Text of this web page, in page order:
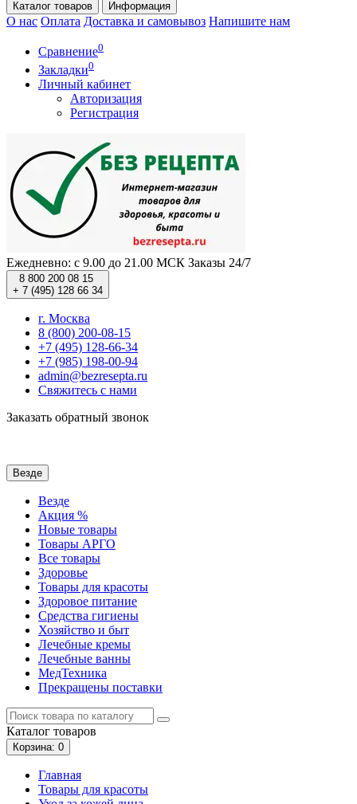
Каталог товаров Информация
О нас Оплата Доставка и самовывоз Напишите нам
Сравнение0
Закладки0
Личный кабинет
Авторизация
Регистрация
Ежедневно: с 9.00 до 21.00 МСК Заказы 24/7
8 800 200 08 15
+ 7 (495) 128 66 34
г. Москва
8 (800) 200-08-15
+7 (495) 128-66-34
+7 (985) 198-00-94
admin@bezresepta.ru
Свяжитесь с нами
Заказать обратный звонок
Везде
Везде
Акция %
Новые товары
Товары АРГО
Все товары
Здоровье
Товары для красоты
Здоровое питание
Средства гигиены
Хозяйство и быт
Лечебные кремы
Лечебные ванны
МедТехника
Прекращены поставки
Каталог товаров
Корзина: 0
Главная
Товары для красоты